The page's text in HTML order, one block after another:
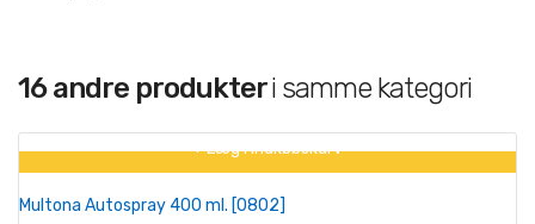
16 andre produkteri samme kategori
+ Læg I Indkøbskurv
Multona Autospray 400 ml. [0802]